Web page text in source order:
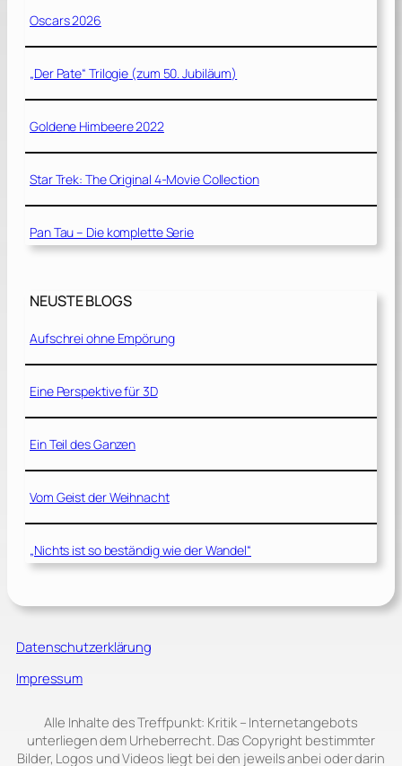
Oscars 2026
„Der Pate“ Trilogie (zum 50. Jubiläum)
Goldene Himbeere 2022
Star Trek: The Original 4-Movie Collection
Pan Tau – Die komplette Serie
NEUSTE BLOGS
Aufschrei ohne Empörung
Eine Perspektive für 3D
Ein Teil des Ganzen
Vom Geist der Weihnacht
„Nichts ist so beständig wie der Wandel“
Datenschutzerklärung
Impressum
Alle Inhalte des Treffpunkt: Kritik – Internetangebots
unterliegen dem Urheberrecht. Das Copyright bestimmter
Bilder, Logos und Videos liegt bei den jeweils anbei oder darin